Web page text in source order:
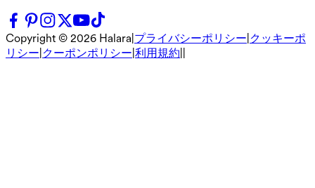
Copyright © 2026 Halara プライバシーポリシー クッキーポ
リシー クーポンポリシー 利用規約